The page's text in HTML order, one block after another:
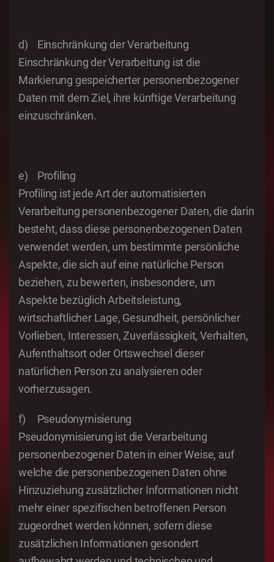
d) Einschränkung der Verarbeitung
Einschränkung der Verarbeitung ist die
Markierung gespeicherter personenbezogener
Daten mit dem Ziel, ihre künftige Verarbeitung
einzuschränken.
e) Profiling
Profiling ist jede Art der automatisierten
Verarbeitung personenbezogener Daten, die darin
besteht, dass diese personenbezogenen Daten
verwendet werden, um bestimmte persönliche
Aspekte, die sich auf eine natürliche Person
beziehen, zu bewerten, insbesondere, um
Aspekte bezüglich Arbeitsleistung,
wirtschaftlicher Lage, Gesundheit, persönlicher
Vorlieben, Interessen, Zuverlässigkeit, Verhalten,
Aufenthaltsort oder Ortswechsel dieser
natürlichen Person zu analysieren oder
vorherzusagen.
f) Pseudonymisierung
Pseudonymisierung ist die Verarbeitung
personenbezogener Daten in einer Weise, auf
welche die personenbezogenen Daten ohne
Hinzuziehung zusätzlicher Informationen nicht
mehr einer spezifischen betroffenen Person
zugeordnet werden können, sofern diese
zusätzlichen Informationen gesondert